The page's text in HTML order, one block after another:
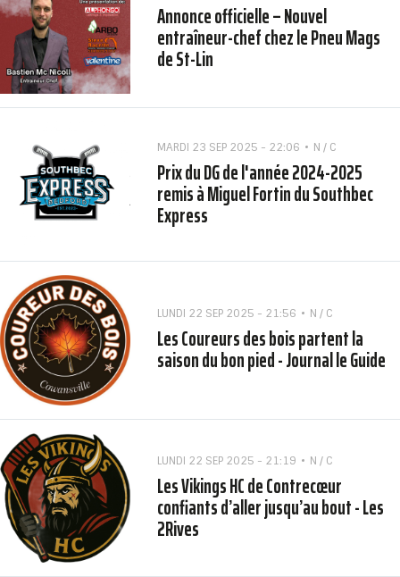
Annonce officielle – Nouvel
entraîneur-chef chez le Pneu Mags
de St-Lin
MARDI 23 SEP 2025 - 22:06 N / C
Prix du DG de l'année 2024-2025
remis à Miguel Fortin du Southbec
Express
LUNDI 22 SEP 2025 - 21:56 N / C
Les Coureurs des bois partent la
saison du bon pied - Journal le Guide
LUNDI 22 SEP 2025 - 21:19 N / C
Les Vikings HC de Contrecœur
confiants d’aller jusqu’au bout - Les
2Rives